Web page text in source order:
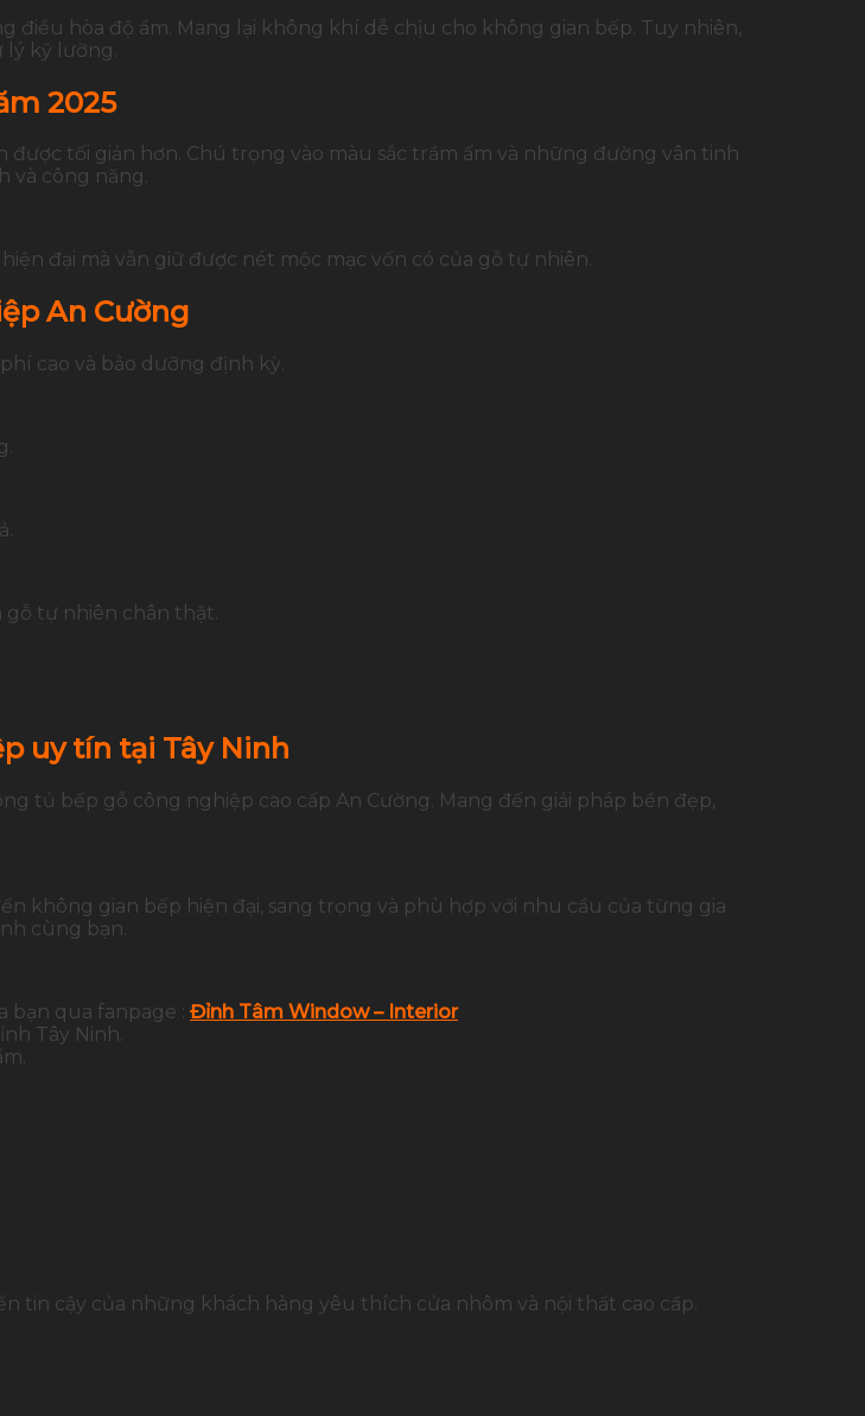
hòa độ ẩm. Mang lại không khí dễ chịu cho không gian bếp. Tuy nhiên,
kỹ lưỡng.
2025
tối giản hơn. Chú trọng vào màu sắc trầm ấm và những đường vân tinh
và công năng.
đại mà vẫn giữ được nét mộc mạc vốn có của gỗ tự nhiên.
An Cường
cao và bảo dưỡng định kỳ.
gỗ tự nhiên chân thật.
uy tín tại Tây Ninh
tủ bếp gỗ công nghiệp cao cấp An Cường. Mang đến giải pháp bền đẹp,
không gian bếp hiện đại, sang trọng và phù hợp với nhu cầu của từng gia
cùng bạn.
bạn qua fanpage : Đỉnh Tâm Window – Interior
Tây Ninh.
tin cậy của những khách hàng yêu thích cửa nhôm và nội thất cao cấp.